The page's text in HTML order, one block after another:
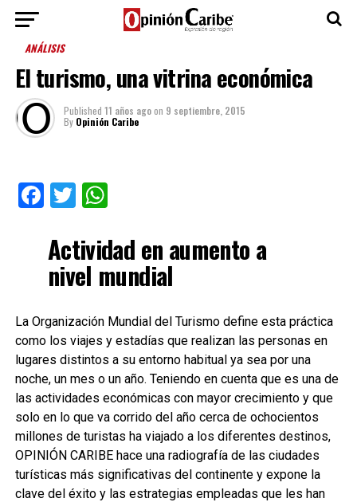
ANÁLISIS
El turismo, una vitrina económica
Published 11 años agoon 9 septiembre, 2015
By Opinión Caribe
Facebook
TwitterWhatsApp
Actividad en aumento a
nivel mundial
La Organización Mundial del Turismo define esta práctica
como los viajes y estadías que realizan las personas en
lugares distintos a su entorno habitual ya sea por una
noche, un mes o un año. Teniendo en cuenta que es una de
las actividades económicas con mayor crecimiento y que
solo en lo que va corrido del año cerca de ochocientos
millones de turistas ha viajado a los diferentes destinos,
OPINIÓN CARIBE hace una radiografía de las ciudades
turísticas más significativas del continente y expone la
clave del éxito y las estrategias empleadas que les han